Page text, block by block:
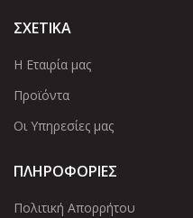
ΣΧΕΤΙΚΑ
Η Εταιρία μας
Προϊόντα
Οι Υπηρεσίες μας
ΠΛΗΡΟΦΟΡΙΕΣ
Πολιτική Απορρήτου